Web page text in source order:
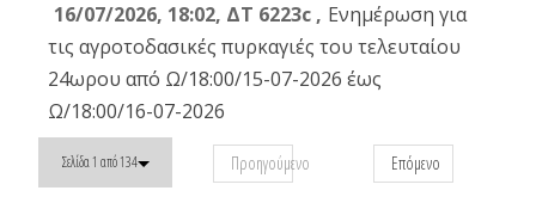
16/07/2026, 18:02, ΔΤ 6223c , Ενημέρωση για
τις αγροτοδασικές πυρκαγιές του τελευταίου
24ωρου από Ω/18:00/15-07-2026 έως
Ω/18:00/16-07-2026
Σελίδα 1 από 134 Προηγούμενο Επόμενο